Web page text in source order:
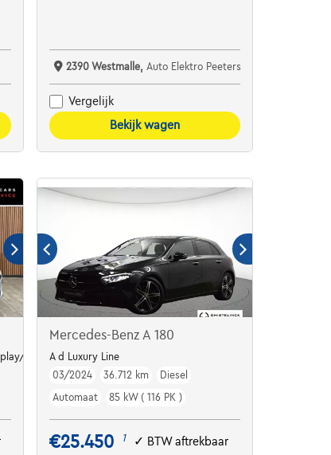
2390 Westmalle, Auto Elektro Peeters
Vergelijk
Bekijk wagen
Pdc/Cruise *1j garantie*
Mercedes-Benz A 180
A d Luxury Line
03/2024
36.712 km
Diesel
Automaat
85 kW ( 116 PK )
€25.450 1 ✓ BTW aftrekbaar